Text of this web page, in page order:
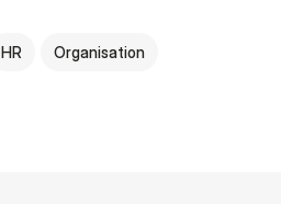
HR Organisation